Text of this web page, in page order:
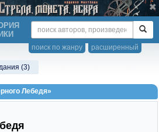
расширенный
поиск по жанру
(3)
Лебедя»